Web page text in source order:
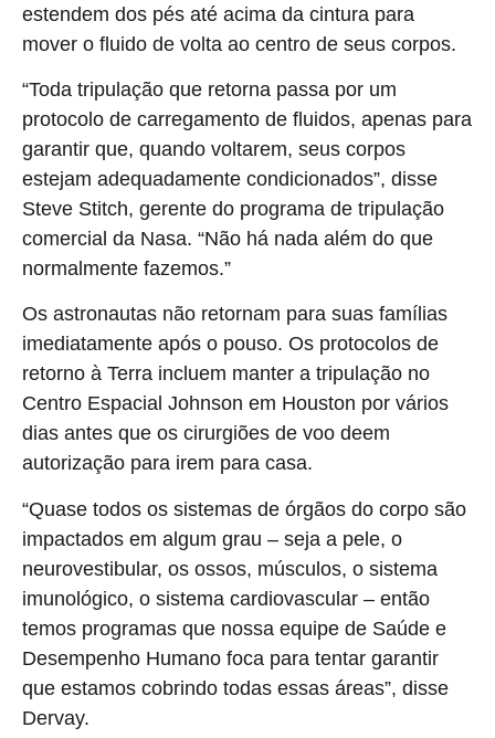
estendem dos pés até acima da cintura para
mover o fluido de volta ao centro de seus corpos.
“Toda tripulação que retorna passa por um
protocolo de carregamento de fluidos, apenas para
garantir que, quando voltarem, seus corpos
estejam adequadamente condicionados”, disse
Steve Stitch, gerente do programa de tripulação
comercial da Nasa. “Não há nada além do que
normalmente fazemos.”
Os astronautas não retornam para suas famílias
imediatamente após o pouso. Os protocolos de
retorno à Terra incluem manter a tripulação no
Centro Espacial Johnson em Houston por vários
dias antes que os cirurgiões de voo deem
autorização para irem para casa.
“Quase todos os sistemas de órgãos do corpo são
impactados em algum grau – seja a pele, o
neurovestibular, os ossos, músculos, o sistema
imunológico, o sistema cardiovascular – então
temos programas que nossa equipe de Saúde e
Desempenho Humano foca para tentar garantir
que estamos cobrindo todas essas áreas”, disse
Dervay.